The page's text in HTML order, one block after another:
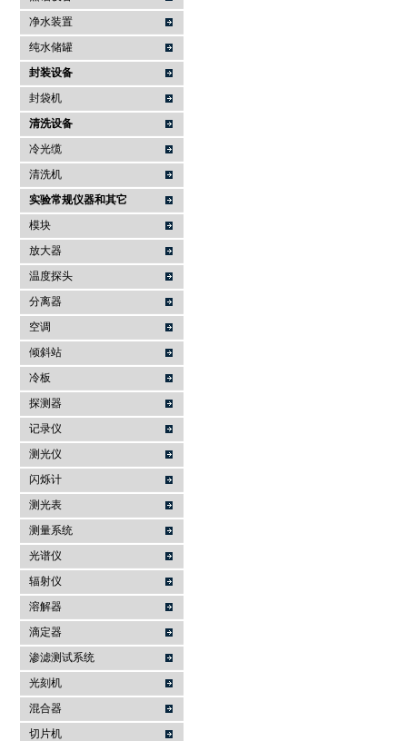
净水装置
纯水储罐
封装设备
封袋机
清洗设备
冷光缆
清洗机
实验常规仪器和其它
模块
放大器
温度探头
分离器
空调
倾斜站
冷板
探测器
记录仪
测光仪
闪烁计
测光表
测量系统
光谱仪
辐射仪
溶解器
滴定器
渗滤测试系统
光刻机
混合器
切片机